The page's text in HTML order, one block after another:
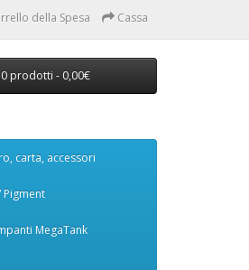
della Spesa Cassa
0 prodotti - 0,00€
carta, accessori
MegaTank